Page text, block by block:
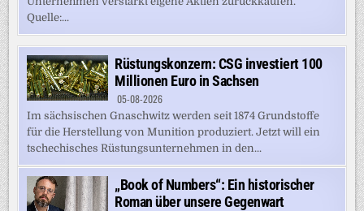
Quelle:...
Rüstungskonzern: CSG investiert 100
Millionen Euro in Sachsen
05-08-2026
Im sächsischen Gnaschwitz werden seit 1874 Grundstoffe
für die Herstellung von Munition produziert. Jetzt will ein
tschechisches Rüstungsunternehmen in den...
„Book of Numbers“: Ein historischer
Roman über unsere Gegenwart